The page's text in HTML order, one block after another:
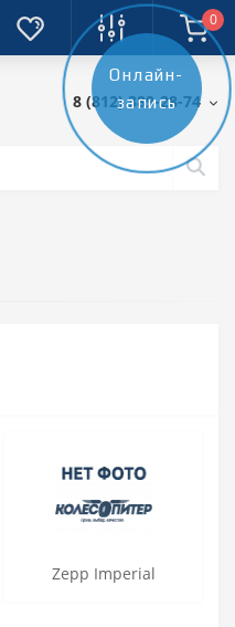
0
8 (812) 389-28-74
Zepp Imperial
Онлайн-
запись